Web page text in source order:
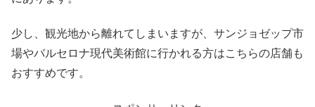
少し、観光地から離れてしまいますが、サンジョゼップ市
場やバルセロナ現代美術館に行かれる方はこちらの店舗も
おすすめです。